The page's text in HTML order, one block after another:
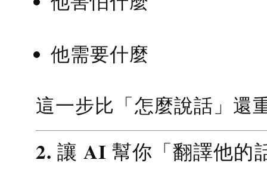
他需要什麼
這一步比「怎麼說話」還
2. 讓 AI 幫你「翻譯他的